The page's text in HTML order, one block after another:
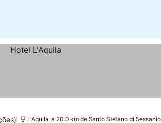
L'Aquila, a 20.0 km de Santo Stefano di Sessanio